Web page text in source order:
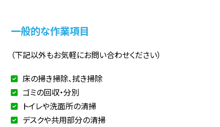
一般的な作業項目
（下記以外もお気軽にお問い合わせください）
床の掃き掃除、拭き掃除
ゴミの回収・分別
トイレや洗面所の清掃
デスクや共用部分の清掃